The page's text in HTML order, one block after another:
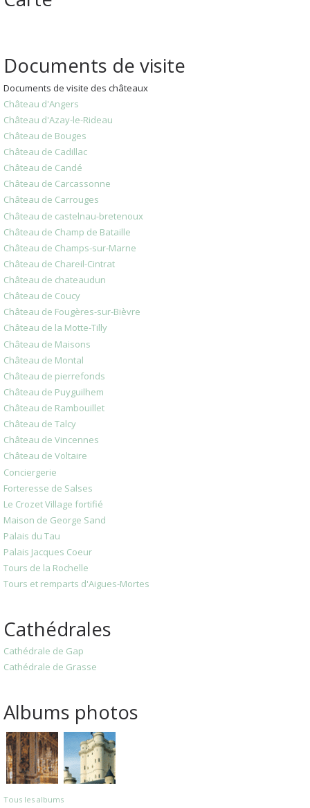
Documents de visite
Documents de visite des châteaux
Château d'Angers
Château d'Azay-le-Rideau
Château de Bouges
Château de Cadillac
Château de Candé
Château de Carcassonne
Château de Carrouges
Château de castelnau-bretenoux
Château de Champ de Bataille
Château de Champs-sur-Marne
Château de Chareil-Cintrat
Château de chateaudun
Château de Coucy
Château de Fougères-sur-Bièvre
Château de la Motte-Tilly
Château de Maisons
Château de Montal
Château de pierrefonds
Château de Puyguilhem
Château de Rambouillet
Château de Talcy
Château de Vincennes
Château de Voltaire
Conciergerie
Forteresse de Salses
Le Crozet Village fortifié
Maison de George Sand
Palais du Tau
Palais Jacques Coeur
Tours de la Rochelle
Tours et remparts d'Aigues-Mortes
Cathédrales
Cathédrale de Gap
Cathédrale de Grasse
Albums photos
Tous les albums